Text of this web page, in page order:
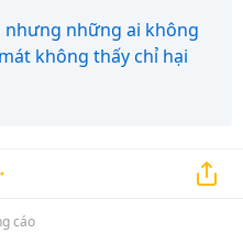
nhưng những ai không
không thấy chỉ hại
cáo